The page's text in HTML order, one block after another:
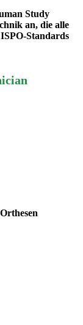
Study
an, die alle
Standards